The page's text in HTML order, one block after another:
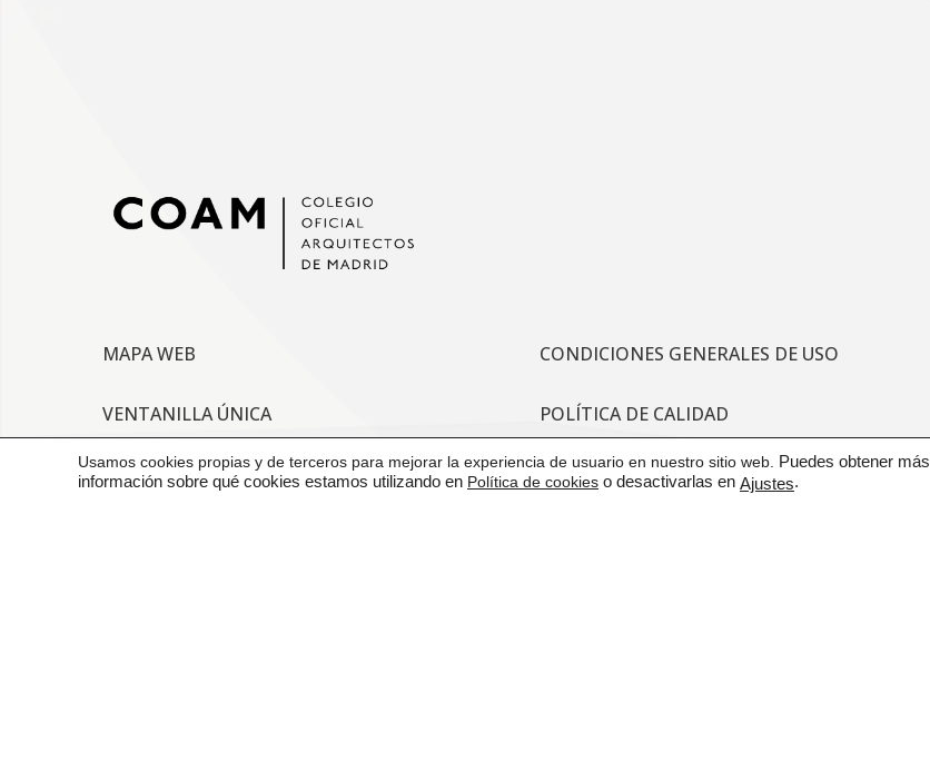
MAPA WEB
VENTANILLA ÚNICA
CONTACTO
CONDICIONES GENERALES DE USO
POLÍTICA DE CALIDAD
PROTECCIÓN DE DATOS
Usamos cookies propias y de terceros para mejorar la experiencia de usuario en nuestro sitio web. Puedes obtener más
información sobre qué cookies estamos utilizando en Política de cookies o desactivarlas en Ajustes.